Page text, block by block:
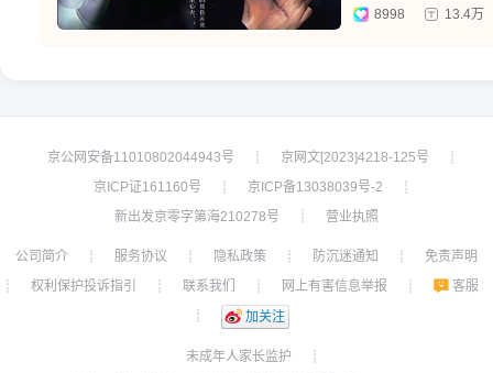
8998 13.4万
京公网安备11010802044943号 ┊ 京网文[2023]4218-125号
┊
京ICP证161160号
┊ 京ICP备13038039号-2
┊
新出发京零字第海210278号
┊ 营业执照
公司简介 ┊ 服务协议 ┊ 隐私政策 ┊ 防沉迷通知 ┊
免责声明
┊
权利保护投诉指引 ┊ 联系我们 ┊ 网上有害信息举报 ┊
客服
┊
加关注
未成年人家长监护
┊